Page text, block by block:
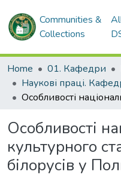
Communities &
Collections
Home 01. Кафедри
Особливості
культурного
білорусів у